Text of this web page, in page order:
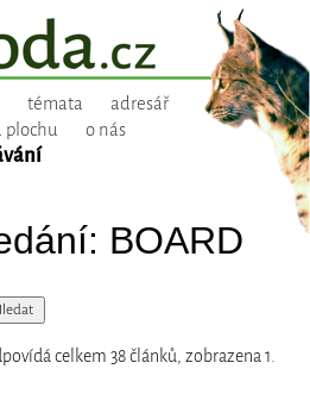
témata
adresář
plochu o nás
BOARD
celkem 38 článků, zobrazena 1.